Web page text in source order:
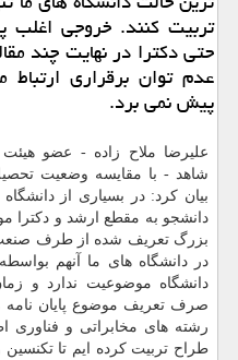
تربیت كنند. خروجی اغلب
حتی دكترا در نهایت چند
عدم توان برقراری
پیش نمی برد.
علیرضا ملاح زاده - عضو
شاهد - با مقایسه وضعیت
بیان كرد: در بسیاری از
دانشجو به مقطع ارشد و دكترا
بزرگ تعریف شده از طرف
در دانشگاه های ما آنهم
دانشگاه موضوعیت ندارد و
صرف تعریف موضوع پایان نامه
رشته های مخابراتی و فناوری
طراح تربیت كرده ایم تا